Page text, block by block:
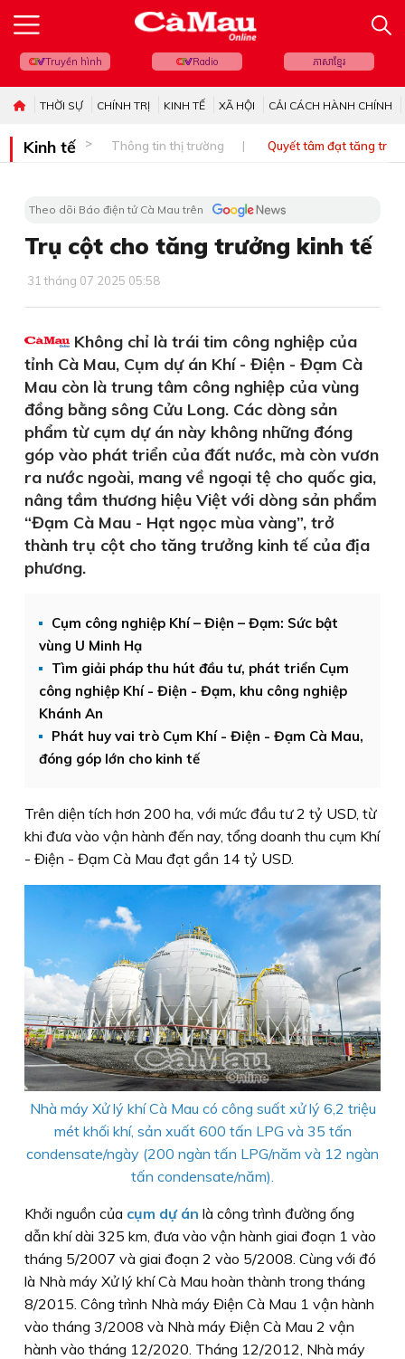
Truyền hình Radio ភាសាខ្មែរ
THỜI SỰ CHÍNH TRỊ KINH TẾ XÃ HỘI CẢI CÁCH HÀNH CHÍNH
Kinh tế Thông tin thị trường Quyết tâm đạt tăng
Theo dõi Báo điện tử Cà Mau trên
Trụ cột cho tăng trưởng kinh tế
31 tháng 07 2025 05:58
Không chỉ là trái tim công nghiệp của
tỉnh Cà Mau, Cụm dự án Khí - Điện - Đạm Cà
Mau còn là trung tâm công nghiệp của vùng
đồng bằng sông Cửu Long. Các dòng sản
phẩm từ cụm dự án này không những đóng
góp vào phát triển của đất nước, mà còn vươn
ra nước ngoài, mang về ngoại tệ cho quốc gia,
nâng tầm thương hiệu Việt với dòng sản phẩm
“Đạm Cà Mau - Hạt ngọc mùa vàng”, trở
thành trụ cột cho tăng trưởng kinh tế của địa
phương.
Cụm công nghiệp Khí – Điện – Đạm: Sức bật
vùng U Minh Hạ
Tìm giải pháp thu hút đầu tư, phát triển Cụm
công nghiệp Khí - Điện - Đạm, khu công nghiệp
Khánh An
Phát huy vai trò Cụm Khí - Điện - Đạm Cà Mau,
đóng góp lớn cho kinh tế
Trên diện tích hơn 200 ha, với mức đầu tư 2 tỷ USD, từ
khi đưa vào vận hành đến nay, tổng doanh thu cụm Khí
- Điện - Đạm Cà Mau đạt gần 14 tỷ USD.
Nhà máy Xử lý khí Cà Mau có công suất xử lý 6,2 triệu
mét khối khí, sản xuất 600 tấn LPG và 35 tấn
condensate/ngày (200 ngàn tấn LPG/năm và 12 ngàn
tấn condensate/năm).
Khởi nguồn của cụm dự án là công trình đường ống
dẫn khí dài 325 km, đưa vào vận hành giai đoạn 1 vào
tháng 5/2007 và giai đoạn 2 vào 5/2008. Cùng với đó
là Nhà máy Xử lý khí Cà Mau hoàn thành trong tháng
8/2015. Công trình Nhà máy Điện Cà Mau 1 vận hành
vào tháng 3/2008 và Nhà máy Điện Cà Mau 2 vận
hành vào tháng 12/2020. Tháng 12/2012, Nhà máy